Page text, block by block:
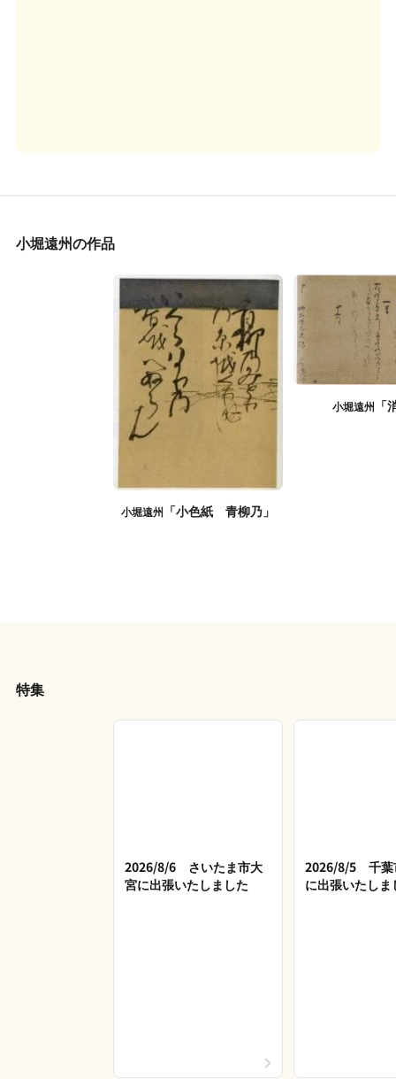
小堀遠州の作品
小堀遠州 「小色紙 青柳乃」
小堀遠州 「
特集
2026/8/6 さいたま市大
宮に出張いたしました
2026/8/5 千葉
に出張いたしま